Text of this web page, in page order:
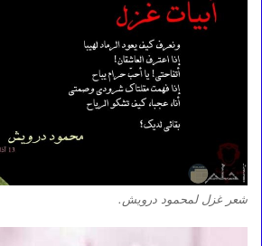
شعر غزل لمحمود درويش.